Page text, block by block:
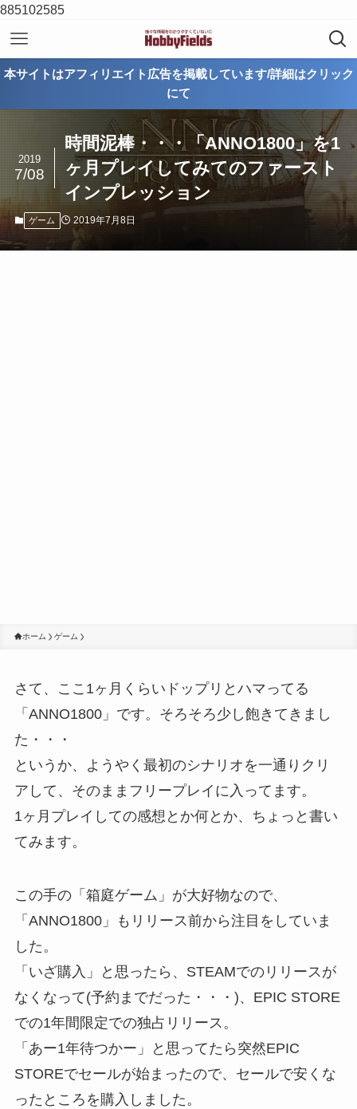
885102585
本サイトはアフィリエイト広告を掲載しています/詳細はクリック
にて
時間泥棒・・・「ANNO1800」を1
ヶ月プレイしてみてのファースト
インプレッション
2019
7/08
ゲーム 2019年7月8日
ホーム ゲーム
さて、ここ1ヶ月くらいドップリとハマってる
「ANNO1800」です。そろそろ少し飽きてきまし
た・・・
というか、ようやく最初のシナリオを一通りクリ
アして、そのままフリープレイに入ってます。
1ヶ月プレイしての感想とか何とか、ちょっと書い
てみます。
この手の「箱庭ゲーム」が大好物なので、
「ANNO1800」もリリース前から注目をしていま
した。
「いざ購入」と思ったら、STEAMでのリリースが
なくなって(予約までだった・・・)、EPIC STORE
での1年間限定での独占リリース。
「あー1年待つかー」と思ってたら突然EPIC
STOREでセールが始まったので、セールで安くな
ったところを購入しました。